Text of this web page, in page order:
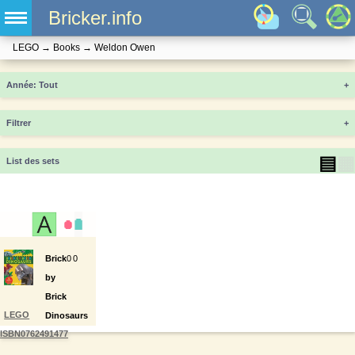
Bricker.info
LEGO → Books → Weldon Owen
Année +
Filtrer +
List des sets ▤
LEGO
ISBN0762491477
Brick
by
Brick
Dinosaurs
00